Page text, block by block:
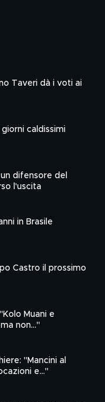
Taveri dà i voti ai
caldissimi
difensore del
l'uscita
in Brasile
Castro il prossimo
Muani e
non..."
"Mancini al
e…"